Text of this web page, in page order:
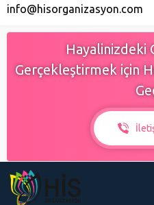
info@hisorganizasyon.com
Hayalinizdeki
Gerçekleştirmek için